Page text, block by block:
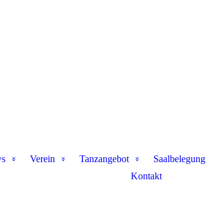
Verein Tanzangebot Saalbelegung
Kontakt